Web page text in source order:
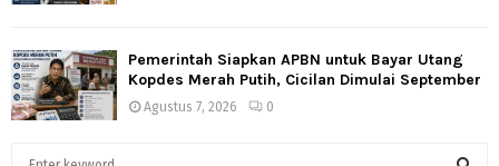
Pemerintah Siapkan APBN untuk Bayar Utang
Kopdes Merah Putih, Cicilan Dimulai September
Agustus 7, 2026 0